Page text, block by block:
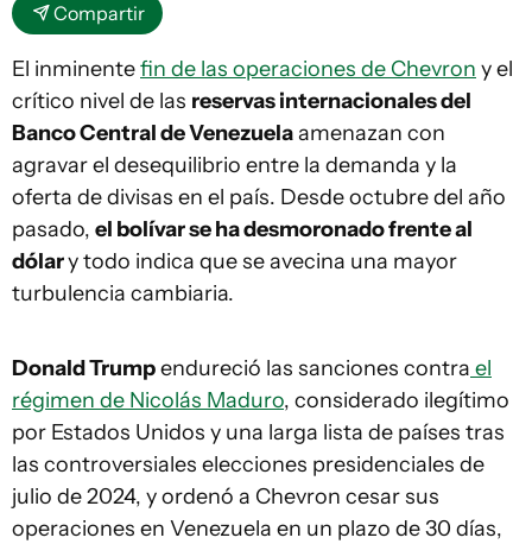
Compartir
El inminentefin de las operaciones de Chevron y el
crítico nivel de las reservas internacionales del
Banco Central de Venezuelaamenazan con
agravar el desequilibrio entre la demanda y la
oferta de divisas en el país. Desde octubre del año
pasado, el bolívar se ha desmoronado frente al
dólary todo indica que se avecina una mayor
turbulencia cambiaria.
Donald Trumpendureció las sanciones contra el
régimen de Nicolás Maduro, considerado ilegítimo
por Estados Unidos y una larga lista de países tras
las controversiales elecciones presidenciales de
julio de 2024, y ordenó a Chevron cesar sus
operaciones en Venezuela en un plazo de 30 días,